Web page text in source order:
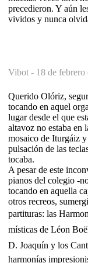
precedieron. Y aún
vividos y nunca
Vibot - 18 de
Querido Olóriz,
tocando en aquel
lugar desde el que
altavoz no estaba en
mosaico de Iturgáiz
pulsación de las
tocaba.
A pesar de este
pianos del colegio -
tocando en aquella
otros recreos,
partituras: las
místicas de Léon
D. Joaquín y los
harmonías